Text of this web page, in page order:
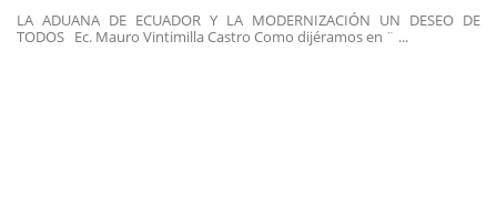
LA ADUANA DE ECUADOR Y LA MODERNIZACIÓN UN DESEO DE
TODOS Ec. Mauro Vintimilla Castro Como dijéramos en ¨ ...